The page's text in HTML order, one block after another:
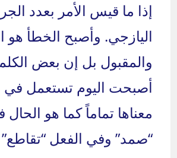
إذا ما قيس الأمر بعدد
اليازجي. وأصبح الخطأ هو
والمقبول بل إن بعض
أصبحت اليوم تستعمل
معناها تماماً كما هو
“صمد” وفي الفعل